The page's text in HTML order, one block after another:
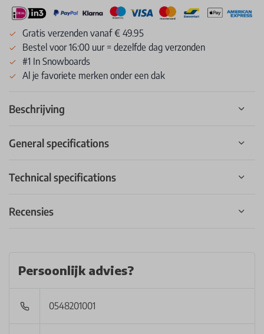
Gratis verzenden vanaf € 49.95
Bestel voor 16:00 uur = dezelfde dag verzonden
#1 In Snowboards
Al je favoriete merken onder een dak
Beschrijving
General specifications
Technical specifications
Recensies
Persoonlijk advies?
0548201001